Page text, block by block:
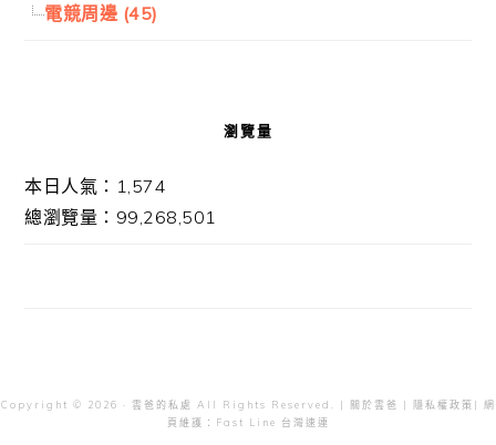
電競周邊 (45)
瀏覽量
本日人氣：1,574
總瀏覽量：99,268,501
Copyright © 2026 · 雲爸的私處 All Rights Reserved. | 關於雲爸 | 隱私權政策 | 網
頁維護：
Fast Line 台灣速連